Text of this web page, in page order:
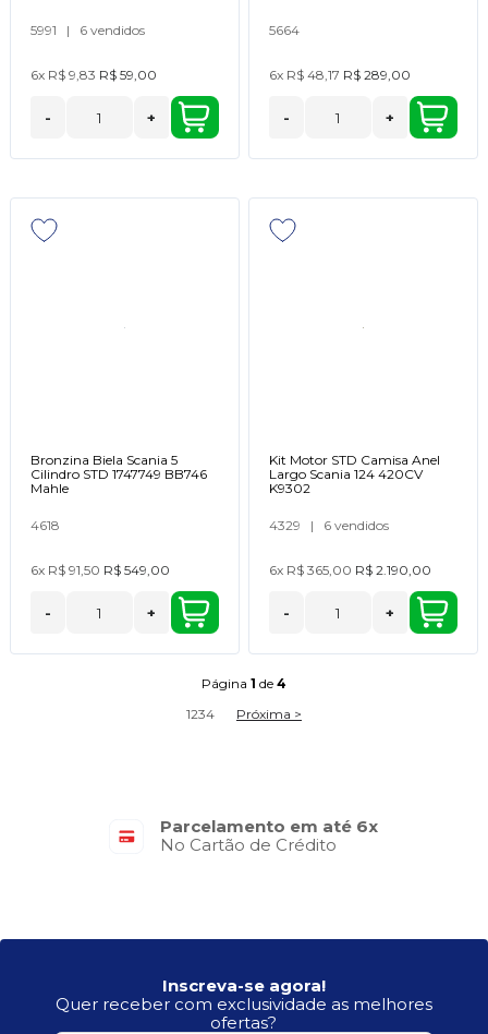
5991 | 6 vendidos
6x R$ 9,83 R$ 59,00
- +
5664
6x R$ 48,17 R$ 289,00
- +
Bronzina Biela Scania 5
Cilindro STD 1747749 BB746
Mahle
4618
6x R$ 91,50 R$ 549,00
- +
Kit Motor STD Camisa Anel
Largo Scania 124 420CV
K9302
4329 | 6 vendidos
6x R$ 365,00 R$ 2.190,00
- +
Página 1 de 4
1234 Próxima >
Parcelamento em até 6x
No Cartão de Crédito
Inscreva-se agora!
Quer receber com exclusividade as melhores
ofertas?